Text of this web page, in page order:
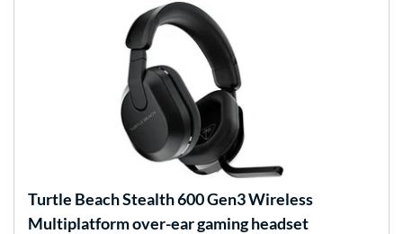
Turtle BeachStealth 600 Gen3 Wireless
Multiplatform over-ear gaming headset